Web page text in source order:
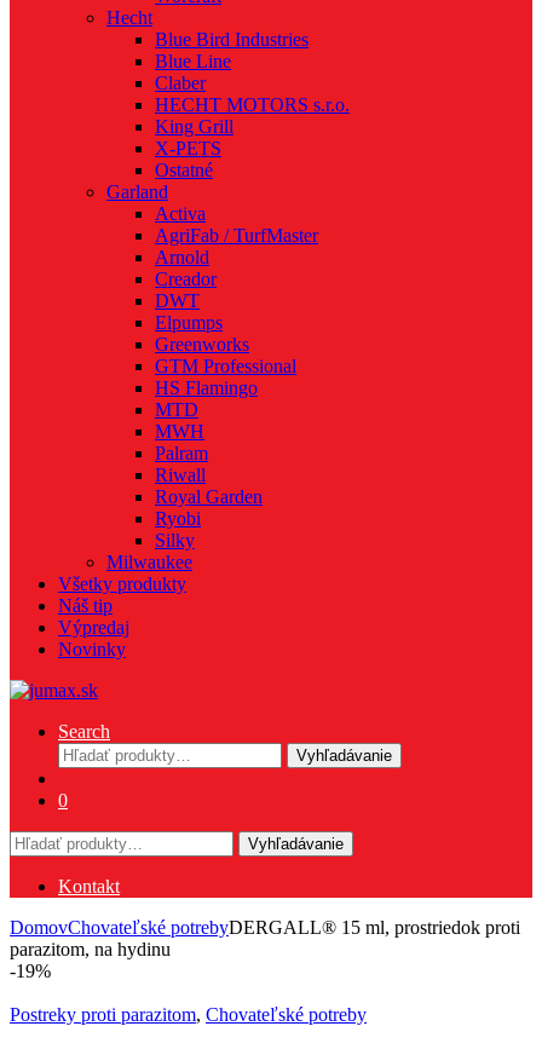
Hecht
Blue Bird Industries
Blue Line
Claber
HECHT MOTORS s.r.o.
King Grill
X-PETS
Ostatné
Garland
Activa
AgriFab / TurfMaster
Arnold
Creador
DWT
Elpumps
Greenworks
GTM Professional
HS Flamingo
MTD
MWH
Palram
Riwall
Royal Garden
Ryobi
Silky
Milwaukee
Všetky produkty
Náš tip
Výpredaj
Novinky
Search
Hľadať:
Vyhľadávanie
0
Hľadať:
Vyhľadávanie
Kontakt
DomovChovateľské potrebyDERGALL® 15 ml, prostriedok proti
parazitom, na hydinu
-19%
Postreky proti parazitom, Chovateľské potreby